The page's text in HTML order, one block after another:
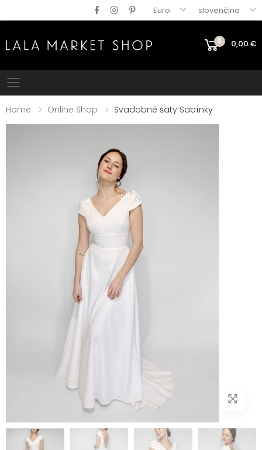
Euro slovenčina
0 0,00 €
Mobile menu
Home Online Shop Svadobné šaty Sabínky